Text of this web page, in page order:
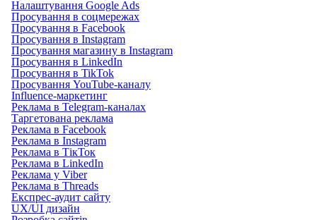
Налаштування Google Ads
Просування в соцмережах
Просування в Facebook
Просування в Instagram
Просування магазину в Instagram
Просування в LinkedIn
Просування в TikTok
Просування YouTube-каналу
Influence-маркетинг
Реклама в Telegram-каналах
Таргетована реклама
Реклама в Facebook
Реклама в Instagram
Реклама в ТікТок
Реклама в LinkedIn
Реклама у Viber
Реклама в Threads
Експрес-аудит сайту
UX/UI дизайн